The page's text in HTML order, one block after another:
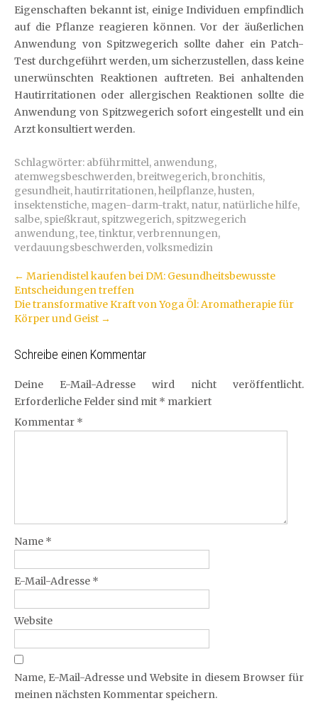
Eigenschaften bekannt ist, einige Individuen empfindlich
auf die Pflanze reagieren können. Vor der äußerlichen
Anwendung von Spitzwegerich sollte daher ein Patch-
Test durchgeführt werden, um sicherzustellen, dass keine
unerwünschten Reaktionen auftreten. Bei anhaltenden
Hautirritationen oder allergischen Reaktionen sollte die
Anwendung von Spitzwegerich sofort eingestellt und ein
Arzt konsultiert werden.
Schlagwörter: abführmittel, anwendung,
atemwegsbeschwerden,breitwegerich,bronchitis,
gesundheit,hautirritationen,heilpflanze,husten,
insektenstiche, magen-darm-trakt, natur, natürliche hilfe,
salbe, spießkraut, spitzwegerich, spitzwegerich
anwendung,tee,tinktur,verbrennungen,
verdauungsbeschwerden,volksmedizin
Artikel-
Navigation
← Mariendistel kaufen bei DM: Gesundheitsbewusste
Entscheidungen treffen
Die transformative Kraft von Yoga Öl: Aromatherapie für
Körper und Geist →
Schreibe einen Kommentar
Deine E-Mail-Adresse wird nicht veröffentlicht.
Erforderliche Felder sind mit * markiert
Kommentar *
Name *
E-Mail-Adresse *
Website
Name, E-Mail-Adresse und Website in diesem Browser für
meinen nächsten Kommentar speichern.